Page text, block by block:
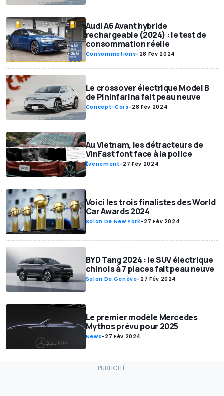
Audi A6 Avant hybride
rechargeable (2024) : le test de
consommation réelle
Consommations- 28 Fév 2024
Le crossover électrique Model B
de Pininfarina fait peau neuve
Concept-Cars-28 Fév 2024
Au Vietnam, les détracteurs de
VinFast font face à la police
Événement -27 Fév 2024
Voici les trois finalistes des World
Car Awards 2024
Salon De New York-27 Fév 2024
BYD Tang 2024 : le SUV électrique
chinois à 7 places fait peau neuve
Salon De Genève- 27 Fév 2024
Le premier modèle Mercedes
Mythos prévu pour 2025
News- 27 Fév 2024